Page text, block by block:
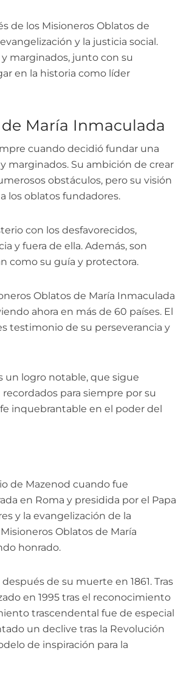
de los Misioneros Oblatos de
y la justicia social.
marginados, junto con su
en la historia como líder
María Inmaculada
cuando decidió fundar una
marginados. Su ambición de crear
obstáculos, pero su visión
los oblatos fundadores.
con los desfavorecidos,
y fuera de ella. Además, son
como su guía y protectora.
Oblatos de María Inmaculada
ahora en más de 60 países. El
testimonio de su perseverancia y
un logro notable, que sigue
para siempre por su
inquebrantable en el poder del
de Mazenod cuando fue
en Roma y presidida por el Papa
y la evangelización de la
Oblatos de María
honrado.
de su muerte en 1861. Tras
en 1995 tras el reconocimiento
trascendental fue de especial
un declive tras la Revolución
de inspiración para la